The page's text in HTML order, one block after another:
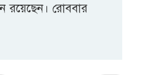
রয়েছেন। রোববার